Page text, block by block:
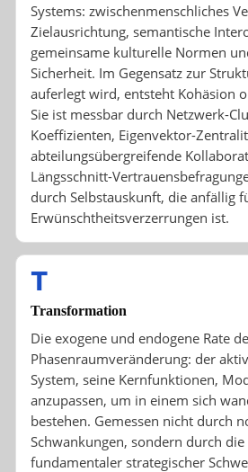
Systems: zwischenmenschliches
Zielausrichtung, semantische
gemeinsame kulturelle Normen
Sicherheit. Im Gegensatz zur
auferlegt wird, entsteht Kohäsion
Sie ist messbar durch Netzwerk-
Koeffizienten, Eigenvektor-
abteilungsübergreifende
Längsschnitt-
durch Selbstauskunft, die anfällig
Erwünschtheitsverzerrungen ist.
T
Transformation
Die exogene und endogene Rate
Phasenraumveränderung: der
System, seine Kernfunktionen,
anzupassen, um in einem sich
bestehen. Gemessen nicht durch
Schwankungen, sondern durch
fundamentaler strategischer